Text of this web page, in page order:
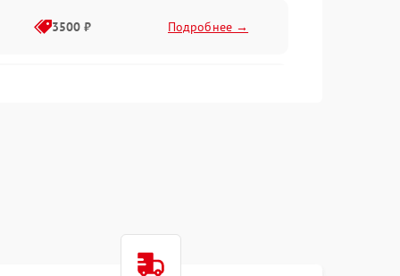
3500 ₽ Подробнее →